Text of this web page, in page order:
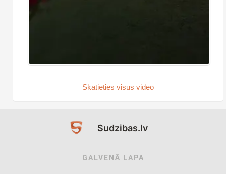
Skatieties visus video
Sudzibas.lv
GALVENĀ LAPA